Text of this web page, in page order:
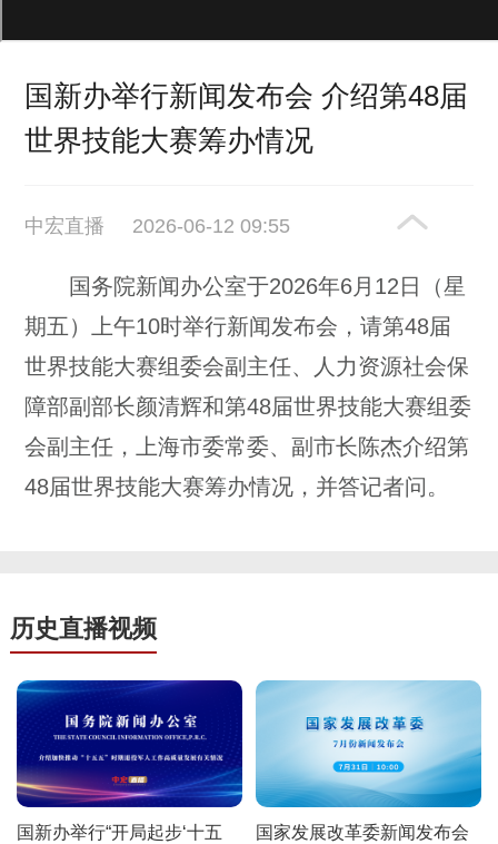
国新办举行新闻发布会 介绍第48届
世界技能大赛筹办情况
中宏直播 2026-06-12 09:55
国务院新闻办公室于2026年6月12日（星
期五）上午10时举行新闻发布会，请第48届
世界技能大赛组委会副主任、人力资源社会保
障部副部长颜清辉和第48届世界技能大赛组委
会副主任，上海市委常委、副市长陈杰介绍第
48届世界技能大赛筹办情况，并答记者问。
历史直播视频
国新办举行“开局起步‘十五
国家发展改革委新闻发布会